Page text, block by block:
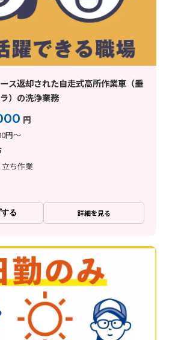
ース返却された自走式高所作業車（垂
）の洗浄業務
円
円～
ち作業
る 詳細を見る